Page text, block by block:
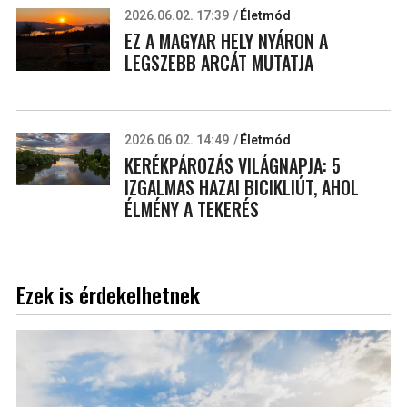
2026.06.02. 17:39 Életmód
EZ A MAGYAR HELY NYÁRON A
LEGSZEBB ARCÁT MUTATJA
2026.06.02. 14:49 Életmód
KERÉKPÁROZÁS VILÁGNAPJA: 5
IZGALMAS HAZAI BICIKLIÚT, AHOL
ÉLMÉNY A TEKERÉS
Ezek is érdekelhetnek